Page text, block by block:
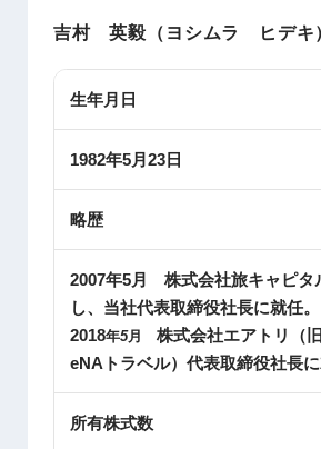
吉村 英毅（ヨシムラ ヒデキ
生年月日
1982年5月23日
略歴
2007年5月 株式会社旅キャピタ
し、当社代表取締役社長に就任。
2018年5月 株式会社エアトリ（
eNA トラベル）代表取締役社長に
所有株式数